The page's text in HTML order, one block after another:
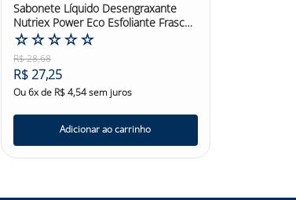
Sabonete Líquido Desengraxante
Nutriex Power Eco Esfoliante Frasco
1L
☆☆☆☆☆
R$28,68
R$27,25
Ou6x de R$4,54sem juros
Adicionar ao carrinho